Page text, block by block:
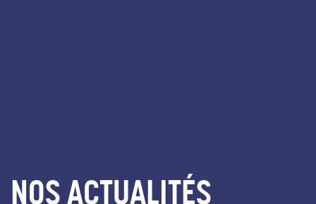
NOS ACTUALITÉS